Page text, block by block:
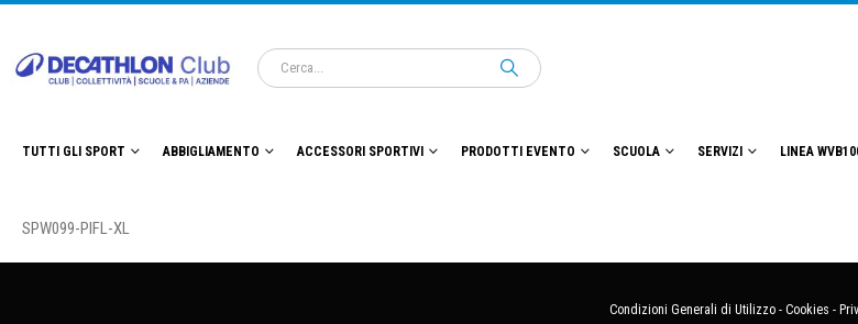
TUTTI GLI SPORT ABBIGLIAMENTO ACCESSORI SPORTIVI PRODOTTI EVENTO SCUOLA SERVIZI LINEA
SPW099-PIFL-XL
Condizioni Generali di Utilizzo - Cookies -